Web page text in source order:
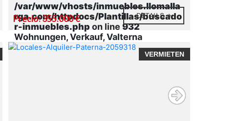
/var/www/vhosts/inmuebles.llomalla
rga.com/httpdocs/Plantillas/buscado
r-inmuebles.php on line932
Wohnungen, Verkauf, Valterna
Precio: 355.000 € DETAILS
VERMIETEN